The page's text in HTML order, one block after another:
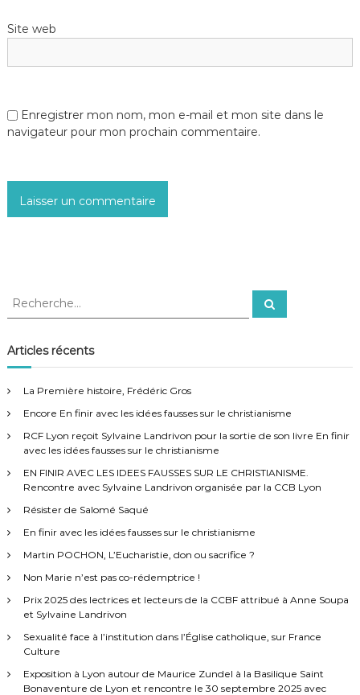
Site web
Enregistrer mon nom, mon e-mail et mon site dans le
navigateur pour mon prochain commentaire.
R
h
e
c
h
e
R
e
c
Articles récents
La Première histoire, Frédéric Gros
Encore En finir avec les idées fausses sur le christianisme
RCF Lyon reçoit Sylvaine Landrivon pour la sortie de son livre En finir
avec les idées fausses sur le christianisme
EN FINIR AVEC LES IDEES FAUSSES SUR LE CHRISTIANISME.
Rencontre avec Sylvaine Landrivon organisée par la CCB Lyon
Résister de Salomé Saqué
En finir avec les idées fausses sur le christianisme
Martin POCHON, L’Eucharistie, don ou sacrifice ?
Non Marie n’est pas co-rédemptrice !
Prix 2025 des lectrices et lecteurs de la CCBF attribué à Anne Soupa
et Sylvaine Landrivon
Sexualité face à l’institution dans l’Église catholique, sur France
Culture
Exposition à Lyon autour de Maurice Zundel à la Basilique Saint
Bonaventure de Lyon et rencontre le 30 septembre 2025 avec